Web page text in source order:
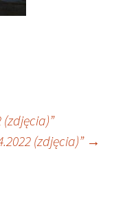
(zdjęcia)”
(zdjęcia)” →